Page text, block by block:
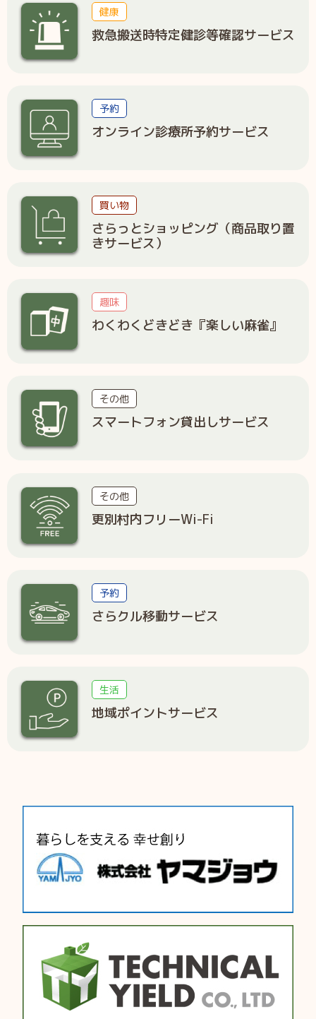
健康
救急搬送時特定健診等確認サービス
予約
オンライン診療所予約サービス
買い物
さらっとショッピング（商品取り置
きサービス）
趣味
わくわくどきどき『楽しい麻雀』
その他
スマートフォン貸出しサービス
その他
更別村内フリーWi-Fi
予約
さらクル移動サービス
生活
地域ポイントサービス